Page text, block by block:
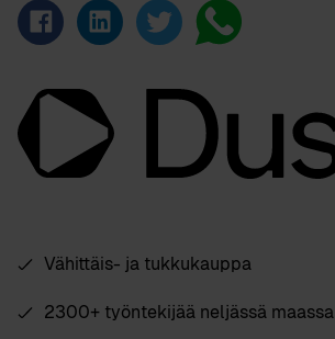
Vähittäis- ja tukkukauppa
2300+ työntekijää neljässä maassa